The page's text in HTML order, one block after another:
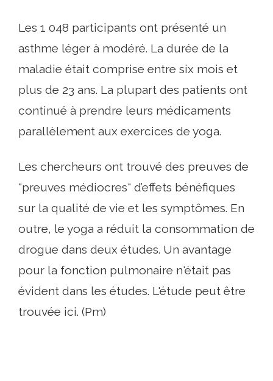
Les 1 048 participants ont présenté un
asthme léger à modéré. La durée de la
maladie était comprise entre six mois et
plus de 23 ans. La plupart des patients ont
continué à prendre leurs médicaments
parallèlement aux exercices de yoga.
Les chercheurs ont trouvé des preuves de
"preuves médiocres" d’effets bénéfiques
sur la qualité de vie et les symptômes. En
outre, le yoga a réduit la consommation de
drogue dans deux études. Un avantage
pour la fonction pulmonaire n'était pas
évident dans les études. L'étude peut être
trouvée ici. (Pm)